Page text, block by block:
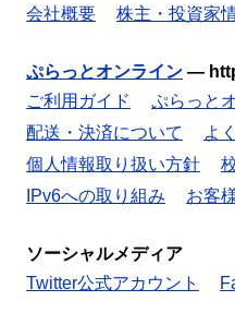
会社概要
株主・投資家
ぷらっとオンライン —
ご利用ガイド
ぷらっと
配送・決済について
よ
個人情報取り扱い方針
IPv6への取り組み
お客
ソーシャルメディア
Twitter公式アカウント